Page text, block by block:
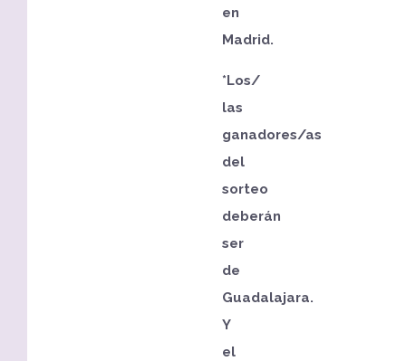
en
Madrid.
*Los/
las
ganadores/as
del
sorteo
deberán
ser
de
Guadalajara.
Y
el